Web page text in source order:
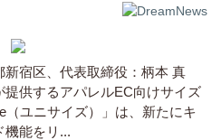
宿区、代表取締役：柄本 真
供するアパレルEC向けサイズ
（ユニサイズ）」は、新たにキ
機能をリ...